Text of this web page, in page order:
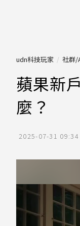
udn科技玩家 社群/
蘋果新
麼？
2025-07-31 09:34